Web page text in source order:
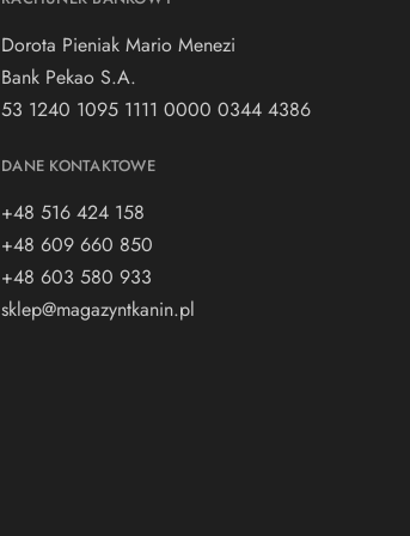
Dorota Pieniak Mario Menezi
Bank Pekao S.A.
53 1240 1095 1111 0000 0344 4386
DANE KONTAKTOWE
+48 516 424 158
+48 609 660 850
+48 603 580 933
sklep@magazyntkanin.pl